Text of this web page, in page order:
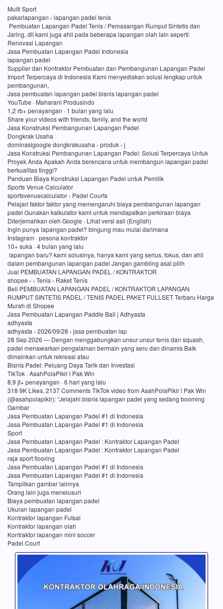
Multi Sport
pakarlapangan › lapangan padel tenis
Pembuatan Lapangan Padel Tenis / Pemasangan Rumput Sintetis dan
Jaring, dll kami juga ahli pada beberapa lapangan olah lain seperti:
Renovasi Lapangan
Jasa Pembuatan Lapangan Padel Indonesia
lapangan padel
Supplier dan Kontraktor Pembuatan dan Pembangunan Lapangan Padel
Import Terpercaya di Indonesia Kami menyediakan solusi lengkap untuk
pembangunan,
Jasa pembuatan lapangan padel bisnis lapangan padel
YouTube · Maharani Produsindo
1,2 rb+ penayangan · 1 bulan yang lalu
Share your videos with friends, family, and the world
Jasa Konstruksi Pembangunan Lapangan Padel
Dongkrak Usaha
dominasigoogle dongkrakusaha › produk › j
Jasa Konstruksi Pembangunan Lapangan Padel: Solusi Terpercaya Untuk
Proyek Anda Apakah Anda berencana untuk membangun lapangan padel
berkualitas tinggi?
Panduan Biaya Konstruksi Lapangan Padel untuk Pemilik
Sports Venue Calculator
sportsvenuecalculator › Padel Courts
Pelajari faktor faktor yang memengaruhi biaya pembangunan lapangan
padel Gunakan kalkulator kami untuk mendapatkan perkiraan biaya
Diterjemahkan oleh Google · Lihat versi asli (English)
Ingin punya lapangan padel? bingung mau mulai darimana
Instagram · pesona kontraktor
10+ suka · 4 bulan yang lalu
lapangan baru? kami solusinya, hanya kami yang serius, fokus, dan ahli
dalam pembangunan lapangan padel Jangan gambling asal pilih
Jual PEMBUATAN LAPANGAN PADEL / KONTRAKTOR
shopee › › Tenis › Raket Tenis
Beli PEMBUATAN LAPANGAN PADEL / KONTRAKTOR LAPANGAN
RUMPUT SINTETIS PADEL / TENIS PADEL PAKET FULLSET Terbaru Harga
Murah di Shopee
Jasa Pembuatan Lapangan Paddle Ball | Adhyasta
adhyasta
adhyasta › 2026/09/28 › jasa pembuatan lap
28 Sep 2026 — Dengan menggabungkan unsur unsur tenis dan squash,
padel menawarkan pengalaman bermain yang seru dan dinamis Baik
dimainkan untuk rekreasi atau
Bisnis Padel: Peluang Daya Tarik dan Investasi
TikTok · AsahPolaPikir l Pak Win
8,9 jt+ penayangan · 6 hari yang lalu
318 9K Likes, 2137 Comments TikTok video from AsahPolaPikir l Pak Win
(@asahpolapikir): “Jelajahi bisnis lapangan padel yang sedang booming
Gambar
Jasa Pembuatan Lapangan Padel #1 di Indonesia
Jasa Pembuatan Lapangan Padel #1 di Indonesia
Sport
Jasa Pembuatan Lapangan Padel : Kontraktor Lapangan Padel
Jasa Pembuatan Lapangan Padel : Kontraktor Lapangan Padel
raja sport flooring
Jasa Pembuatan Lapangan Padel #1 di Indonesia
Jasa Pembuatan Lapangan Padel #1 di Indonesia
Tampilkan gambar lainnya
Orang lain juga menelusuri
Biaya pembuatan lapangan padel
Ukuran lapangan padel
Kontraktor lapangan Futsal
Kontraktor lapangan olah
Kontraktor lapangan mini soccer
Padel Court